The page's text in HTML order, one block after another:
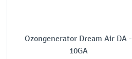
Ozongenerator Dream Air DA -
10GA